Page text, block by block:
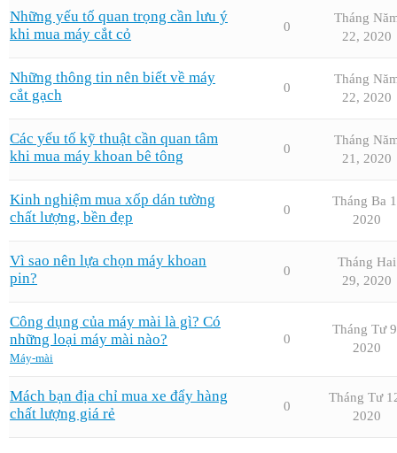
Những yếu tố quan trọng cần lưu ý
khi mua máy cắt cỏ
0
Tháng
22, 2020
Những thông tin nên biết về máy
cắt gạch
0
Tháng
22, 2020
Các yếu tố kỹ thuật cần quan tâm
khi mua máy khoan bê tông
0
Tháng
21, 2020
Kinh nghiệm mua xốp dán tường
chất lượng, bền đẹp
0
Tháng Ba
2020
Vì sao nên lựa chọn máy khoan
pin?
0
Tháng Hai
29, 2020
Công dụng của máy mài là gì? Có
những loại máy mài nào?
Máy-mài
0
Tháng Tư
2020
Mách bạn địa chỉ mua xe đẩy hàng
chất lượng giá rẻ
0
Tháng Tư
2020